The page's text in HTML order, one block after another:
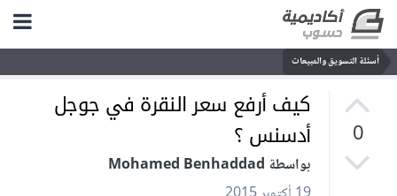
أسئلة التسويق والمبيعات
0
كيف أرفع سعر النقرة في جوجل
أدسنس ؟
بواسطة Mohamed Benhaddad